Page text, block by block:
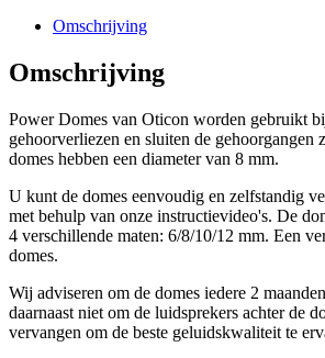
Omschrijving
Omschrijving
Power Domes van Oticon worden gebruikt
gehoorverliezen en sluiten de gehoorgangen
domes hebben een diameter van 8 mm.
U kunt de domes eenvoudig en zelfstandig
met behulp van onze instructievideo's. De
4 verschillende maten: 6/8/10/12 mm. Een
domes.
Wij adviseren om de domes iedere 2
daarnaast niet om de luidsprekers achter de
vervangen om de beste geluidskwaliteit te